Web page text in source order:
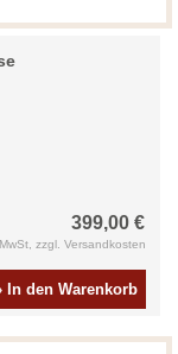
399,00 €
zzgl. Versandkosten
In den Warenkorb